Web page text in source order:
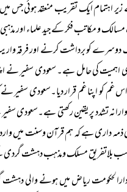
اہتمام ایک تقریب منعقد ہوئی جس
مسالک و مکاتب فکر کے جید علماء اور
کو برداشت کرنے اور فرقہ
اہمیت کی حامل ہے۔ سعودی سفیر نے
غم کو اپنا غم قرار دیا۔سعودی
داری ہے کہ ہم قرآن وسنت میں وارد
بلاتفریق مسلک ومذہب دہشت گردی
عرب کے دارالحکومت ریاض میں ہونے